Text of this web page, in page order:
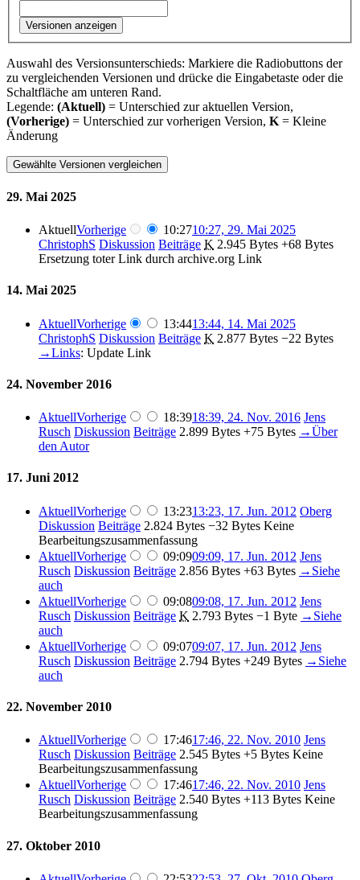
Versionen anzeigen
Auswahl des Versionsunterschieds: Markiere die Radiobuttons der
zu vergleichenden Versionen und drücke die Eingabetaste oder die
Schaltfläche am unteren Rand.
Legende: (Aktuell) = Unterschied zur aktuellen Version,
(Vorherige) = Unterschied zur vorherigen Version, K = Kleine
Änderung
29. Mai 2025
AktuellVorherige 10:2710:27, 29. Mai 2025
ChristophS Diskussion Beiträge K 2.945 Bytes +68 Bytes
Ersetzung toter Link durch archive.org Link
14. Mai 2025
AktuellVorherige 13:4413:44, 14. Mai 2025
ChristophS Diskussion Beiträge K 2.877 Bytes −22 Bytes
→‎Links: Update Link
24. November 2016
AktuellVorherige 18:3918:39, 24. Nov. 2016 Jens
Rusch Diskussion Beiträge 2.899 Bytes +75 Bytes →‎Über
den Autor
17. Juni 2012
AktuellVorherige 13:2313:23, 17. Jun. 2012 Oberg
Diskussion Beiträge 2.824 Bytes −32 Bytes Keine
Bearbeitungszusammenfassung
AktuellVorherige 09:0909:09, 17. Jun. 2012 Jens
Rusch Diskussion Beiträge 2.856 Bytes +63 Bytes →‎Siehe
auch
AktuellVorherige 09:0809:08, 17. Jun. 2012 Jens
Rusch Diskussion Beiträge K 2.793 Bytes −1 Byte →‎Siehe
auch
AktuellVorherige 09:0709:07, 17. Jun. 2012 Jens
Rusch Diskussion Beiträge 2.794 Bytes +249 Bytes →‎Siehe
auch
22. November 2010
AktuellVorherige 17:4617:46, 22. Nov. 2010 Jens
Rusch Diskussion Beiträge 2.545 Bytes +5 Bytes Keine
Bearbeitungszusammenfassung
AktuellVorherige 17:4617:46, 22. Nov. 2010 Jens
Rusch Diskussion Beiträge 2.540 Bytes +113 Bytes Keine
Bearbeitungszusammenfassung
27. Oktober 2010